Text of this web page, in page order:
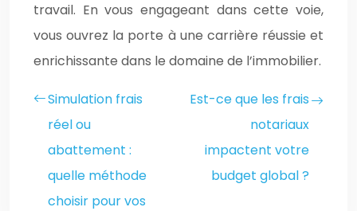
travail. En vous engageant dans cette voie,
vous ouvrez la porte à une carrière réussie et
enrichissante dans le domaine de l’immobilier.
Simulation frais
réel ou
abattement :
quelle méthode
choisir pour vos
Est-ce que les frais
notariaux
impactent votre
budget global ?